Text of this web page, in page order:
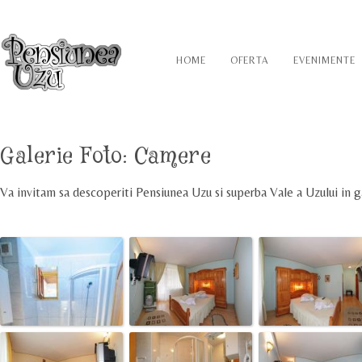
HOME OFERTA EVENIMENTE
Galerie Foto: Camere
Va invitam sa descoperiti Pensiunea Uzu si superba Vale a Uzului in